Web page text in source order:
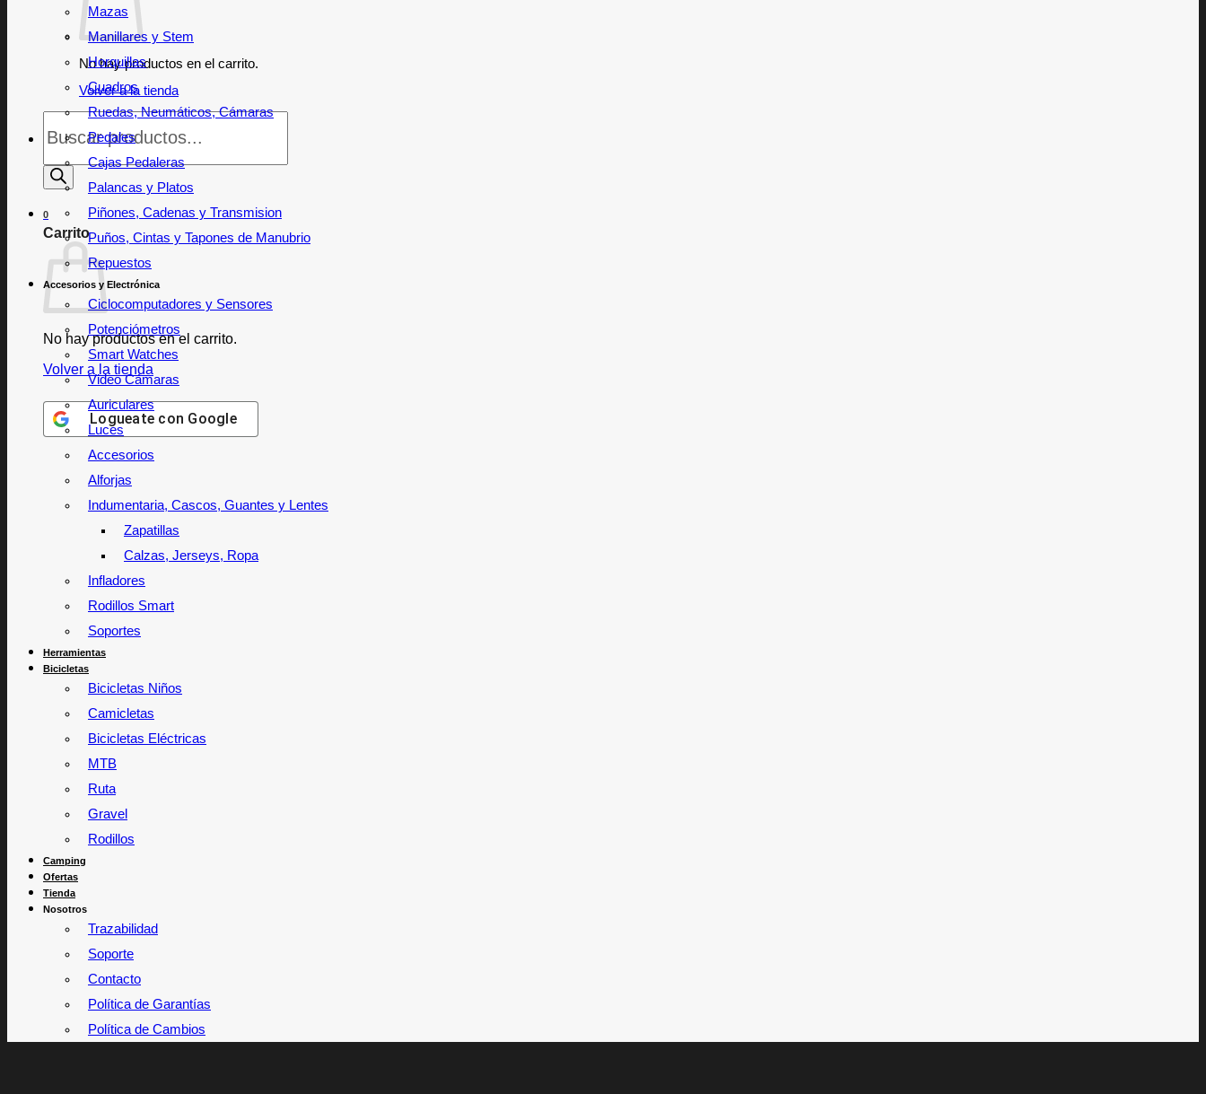
No hay productos en el carrito.
Volver a la tienda
Búsqueda
de
0
Carrito
No hay productos en el carrito.
Volver a la tienda
Logueate con Google
Mazas
Manillares y Stem
Horquillas
Cuadros
Ruedas, Neumáticos, Cámaras
Pedales
Cajas Pedaleras
Palancas y Platos
Piñones, Cadenas y Transmision
Puños, Cintas y Tapones de Manubrio
Repuestos
Accesorios y Electrónica
Ciclocomputadores y Sensores
Potenciómetros
Smart Watches
Video Cámaras
Auriculares
Luces
Accesorios
Alforjas
Indumentaria, Cascos, Guantes y Lentes
Zapatillas
Calzas, Jerseys, Ropa
Infladores
Rodillos Smart
Soportes
Herramientas
Bicicletas
Bicicletas Niños
Camicletas
Bicicletas Eléctricas
MTB
Ruta
Gravel
Rodillos
Camping
Ofertas
Tienda
Nosotros
Trazabilidad
Soporte
Contacto
Política de Garantías
Política de Cambios